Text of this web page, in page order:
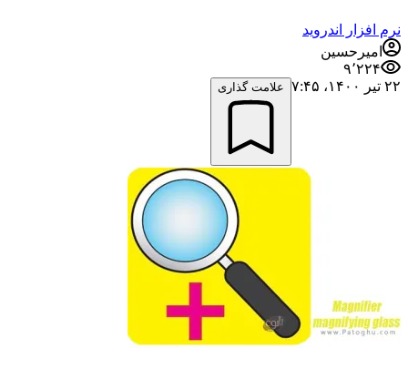
نرم افزار اندروید
امیرحسین
۹٬۲۲۴
۲۲ تیر ۱۴۰۰،‏ ۷:۴۵
علامت گذاری